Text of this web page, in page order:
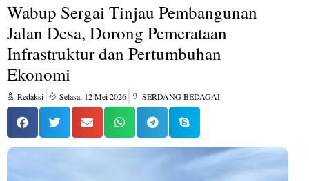
Wabup Sergai Tinjau Pembangunan
Jalan Desa, Dorong Pemerataan
Infrastruktur dan Pertumbuhan
Ekonomi
Redaksi Selasa, 12 Mei 2026 SERDANG BEDAGAI